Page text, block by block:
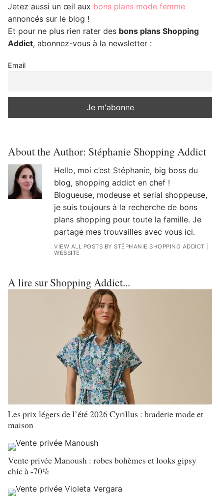
Jetez aussi un œil aux bons plans mode femme
annoncés sur le blog !
Et pour ne plus rien rater des bons plans Shopping
Addict, abonnez-vous à la newsletter :
Email
About the Author: Stéphanie Shopping Addict
Hello, moi c’est Stéphanie, big boss du
blog, shopping addict en chef !
Blogueuse, modeuse et serial shoppeuse,
je suis toujours à la recherche de bons
plans shopping pour toute la famille. Je
partage mes trouvailles avec vous ici.
VIEW ALL POSTS BY STÉPHANIE SHOPPING ADDICT
WEBSITE
A lire sur Shopping Addict...
Les prix légers de l’été 2026 Cyrillus : braderie mode et
maison
Vente privée Manoush : robes bohèmes et looks gipsy
chic à -70%